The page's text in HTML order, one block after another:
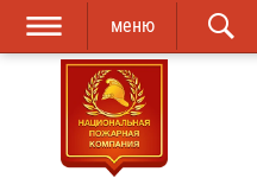
Перейти к
основному
содержанию
Skip to
navigation
меню